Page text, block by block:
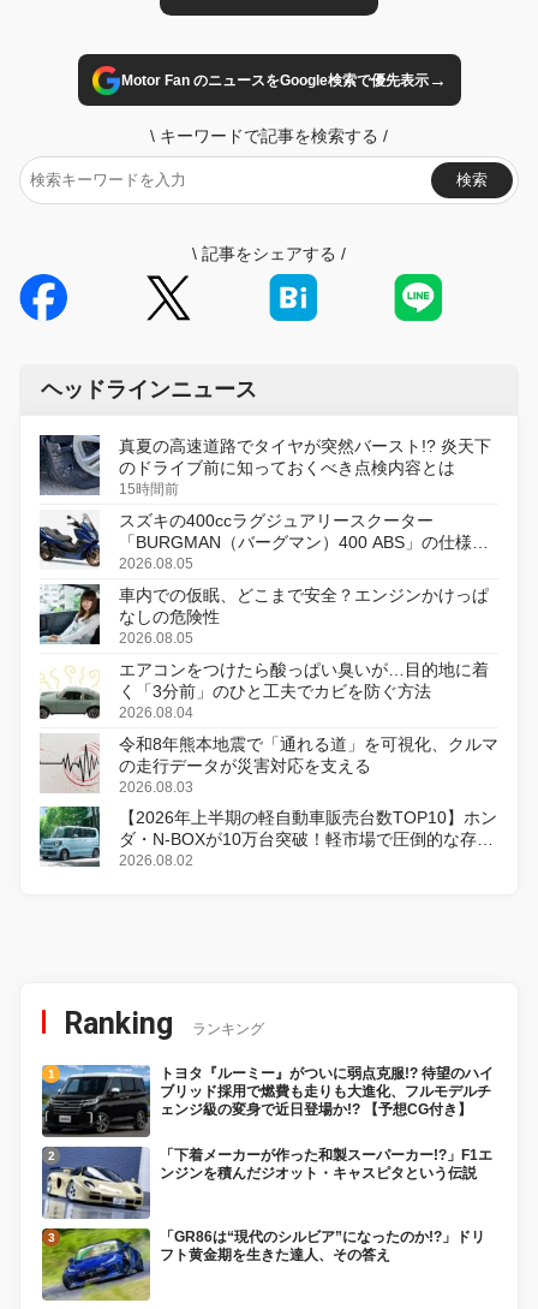
Motor Fan のニュースをGoogle検索で優先表示→
\ キーワードで記事を検索する /
検索
\ 記事をシェアする /
ヘッドラインニュース
真夏の高速道路でタイヤが突然バースト!? 炎天下
のドライブ前に知っておくべき点検内容とは
15時間前
スズキの400ccラグジュアリースクーター
「BURGMAN（バーグマン）400 ABS」の仕様を
変更し、8月18日に発売
2026.08.05
車内での仮眠、どこまで安全？エンジンかけっぱ
なしの危険性
2026.08.05
エアコンをつけたら酸っぱい臭いが…目的地に着
く「3分前」のひと工夫でカビを防ぐ方法
2026.08.04
令和8年熊本地震で「通れる道」を可視化、クルマ
の走行データが災害対応を支える
2026.08.03
【2026年上半期の軽自動車販売台数TOP10】ホン
ダ・N-BOXが10万台突破！軽市場で圧倒的な存在
感
2026.08.02
Ranking ランキング
トヨタ『ルーミー』がついに弱点克服!? 待望のハイ
ブリッド採用で燃費も走りも大進化、フルモデルチ
ェンジ級の変身で近日登場か!? 【予想CG付き】
「下着メーカーが作った和製スーパーカー!?」F1エ
ンジンを積んだジオット・キャスピタという伝説
「GR86は“現代のシルビア”になったのか!?」ドリ
フト黄金期を生きた達人、その答え